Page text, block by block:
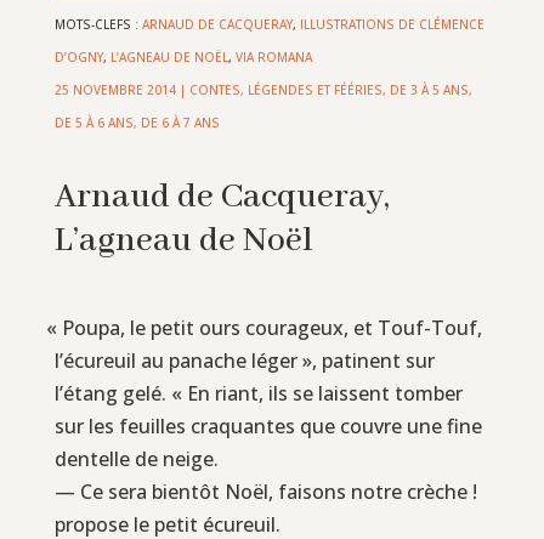
MOTS-CLEFS : ARNAUD DE CACQUERAY, ILLUSTRATIONS DE CLÉMENCE
D’OGNY, L’AGNEAU DE NOËL , VIA ROMANA
25 NOVEMBRE 2014| CONTES, LÉGENDES ET FÉÉRIES, DE 3 À 5 ANS,
DE 5 À 6 ANS, DE 6 À 7 ANS
Arnaud de Cacqueray,
L’agneau de Noël
« Poupa, le petit ours courageux, et Touf-Touf,
l’écureuil au panache léger », patinent sur
l’étang gelé. « En riant, ils se laissent tomber
sur les feuilles craquantes que couvre une fine
dentelle de neige.
— Ce sera bientôt Noël, faisons notre crèche !
propose le petit écureuil.